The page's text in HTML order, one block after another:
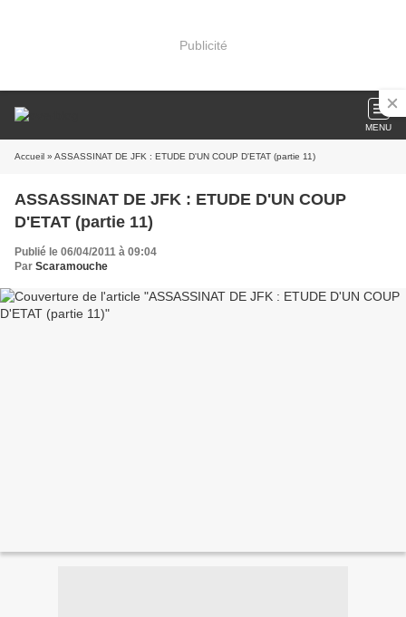
Publicité
MENU
Accueil » ASSASSINAT DE JFK : ETUDE D'UN COUP D'ETAT (partie 11)
ASSASSINAT DE JFK : ETUDE D'UN COUP
D'ETAT (partie 11)
Publié le 06/04/2011 à 09:04
Par Scaramouche